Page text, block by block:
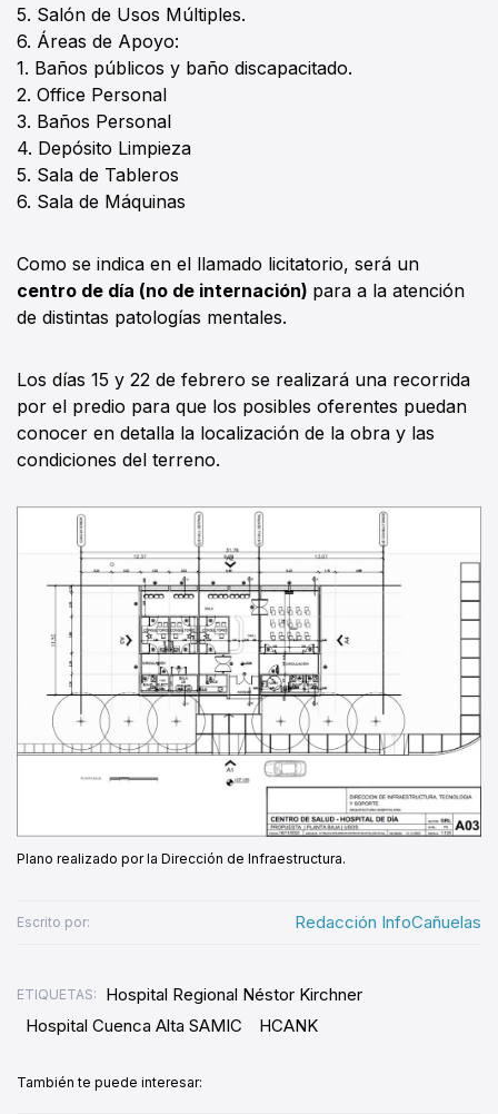
5. Salón de Usos Múltiples.
6. Áreas de Apoyo:
1. Baños públicos y baño discapacitado.
2. Office Personal
3. Baños Personal
4. Depósito Limpieza
5. Sala de Tableros
6. Sala de Máquinas
Como se indica en el llamado licitatorio, será un
centro de día (no de internación) para a la atención
de distintas patologías mentales.
Los días 15 y 22 de febrero se realizará una recorrida
por el predio para que los posibles oferentes puedan
conocer en detalla la localización de la obra y las
condiciones del terreno.
Plano realizado por la Dirección de Infraestructura.
Escrito por: Redacción InfoCañuelas
ETIQUETAS:
Hospital Regional Néstor Kirchner
Hospital Cuenca Alta SAMIC
HCANK
También te puede interesar: